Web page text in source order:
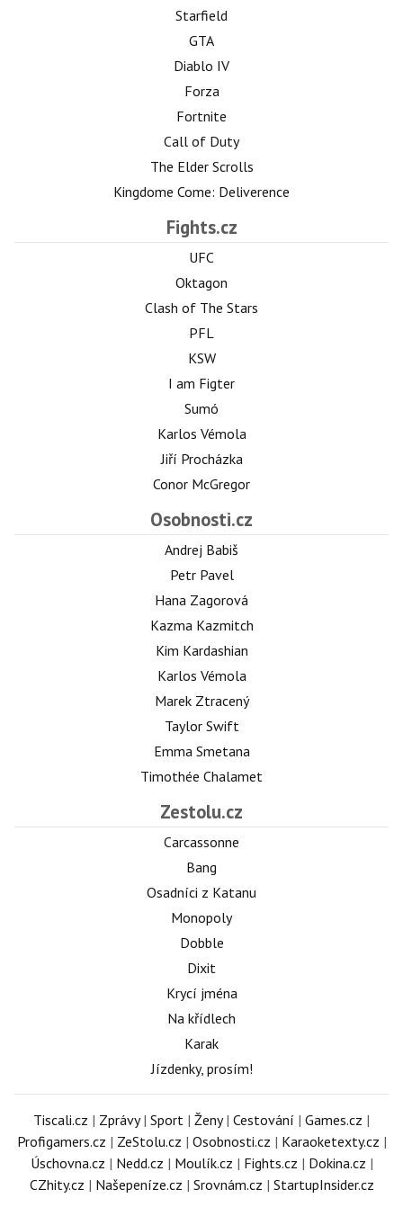
Starfield
GTA
Diablo IV
Forza
Fortnite
Call of Duty
The Elder Scrolls
Kingdome Come: Deliverence
Fights.cz
UFC
Oktagon
Clash of The Stars
PFL
KSW
I am Figter
Sumó
Karlos Vémola
Jiří Procházka
Conor McGregor
Osobnosti.cz
Andrej Babiš
Petr Pavel
Hana Zagorová
Kazma Kazmitch
Kim Kardashian
Karlos Vémola
Marek Ztracený
Taylor Swift
Emma Smetana
Timothée Chalamet
Zestolu.cz
Carcassonne
Bang
Osadníci z Katanu
Monopoly
Dobble
Dixit
Krycí jména
Na křídlech
Karak
Jízdenky, prosím!
Tiscali.cz | Zprávy| Sport | Ženy| Cestování | Games.cz |
Profigamers.cz | ZeStolu.cz | Osobnosti.cz | Karaoketexty.cz |
Úschovna.cz | Nedd.cz | Moulík.cz | Fights.cz | Dokina.cz |
CZhity.cz | Našepeníze.cz | Srovnám.cz | StartupInsider.cz